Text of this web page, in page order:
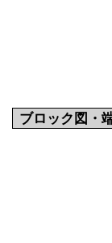
ブロック図・